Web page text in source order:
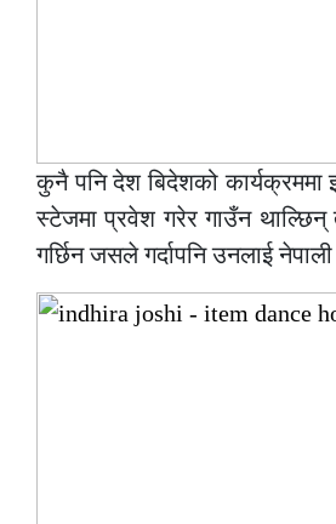
कुनै पनि देश बिदेशको कार्यक्रममा
स्टेजमा प्रवेश गरेर गाउँन
गर्छिन जसले गर्दापनि उनलाई